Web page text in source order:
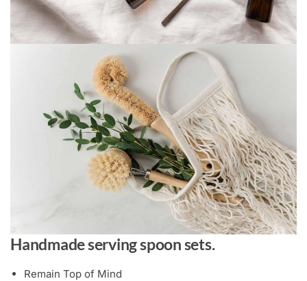
Handmade serving spoon sets.
Remain Top of Mind